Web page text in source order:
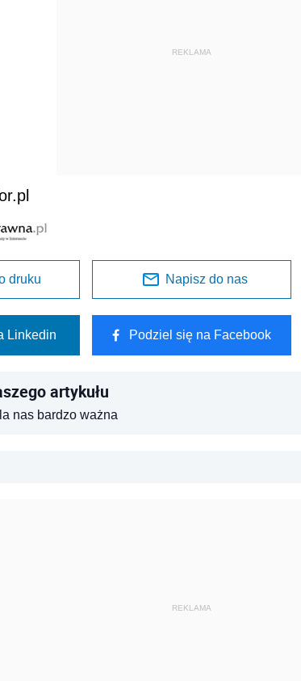
REKLAMA
druku Napisz do nas
Linkedin Podziel się na Facebook
artykułu
nas bardzo ważna
REKLAMA